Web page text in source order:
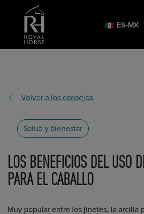
ES-MX
Salud y bienestar
Volver a los consejos
LOS BENEFICIOS DEL USO
PARA EL CABALLO
Muy popular entre los jinetes, la arcilla